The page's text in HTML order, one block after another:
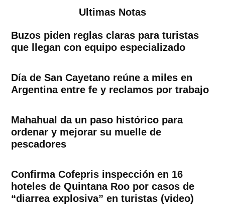
Ultimas Notas
Buzos piden reglas claras para turistas
que llegan con equipo especializado
Día de San Cayetano reúne a miles en
Argentina entre fe y reclamos por trabajo
Mahahual da un paso histórico para
ordenar y mejorar su muelle de
pescadores
Confirma Cofepris inspección en 16
hoteles de Quintana Roo por casos de
“diarrea explosiva” en turistas (video)